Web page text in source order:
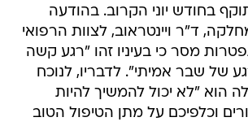
בחודש יוני הקרוב. בהודעה
ד"ר ויינטראוב, לצוות הרפואי
מסר כי בעיניו זהו "רגע קשה
של שבר אמיתי". לדבריו, לנוכח
הוא "לא יכול להמשיך להיות
וכלפיכם על מתן הטיפול הטוב